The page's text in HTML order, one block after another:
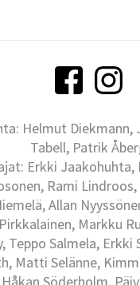
Helmut Diekmann,
Tabell, Patrik
Erkki
Rami
Allan
Markku
Teppo Salmela, Erkki
Matti Selänne,